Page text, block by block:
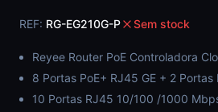
REF: RG-EG210G-P Sem stock
Reyee Router PoE Controladora
8 Portas PoE+ RJ45 GE + 2 Portas
10 Portas RJ45 10/100 /1000